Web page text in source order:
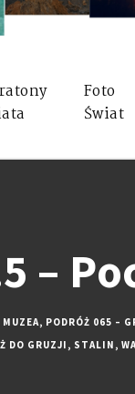
Foto
Świat
–
MUZEA, PODRÓŻ 065 –
DO GRUZJI , STALIN ,